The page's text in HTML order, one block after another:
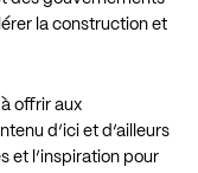
la construction et
offrir aux
d’ici et d’ailleurs
et l’inspiration pour